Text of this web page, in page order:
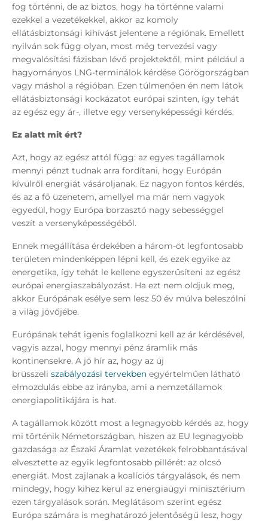
fog történni, de az biztos, hogy ha történne valami
ezekkel a vezetékekkel, akkor az komoly
ellátásbiztonsági kihívást jelentene a régiónak. Emellett
nyilván sok függ olyan, most még tervezési vagy
megvalósítási fázisban lévő projektektől, mint például a
hagyományos LNG-terminálok kérdése Görögországban
vagy máshol a régióban. Ezen túlmenően én nem látok
ellátásbiztonsági kockázatot európai szinten, így tehát
az egész egy ár-, illetve egy versenyképességi kérdés.
Ez alatt mit ért?
Azt, hogy az egész attól függ: az egyes tagállamok
mennyi pénzt tudnak arra fordítani, hogy Európán
kívülről energiát vásároljanak. Ez nagyon fontos kérdés,
és az a fő üzenetem, amellyel ma már nem vagyok
egyedül, hogy Európa borzasztó nagy sebességgel
veszít a versenyképességéből.
Ennek megállítása érdekében a három-öt legfontosabb
területen mindenképpen lépni kell, és ezek egyike az
energetika, így tehát le kellene egyszerűsíteni az egész
európai energiaszabályozást. Ha ezt nem oldjuk meg,
akkor Európának esélye sem lesz 50 év múlva beleszólni
a vilàg jövőjébe.
Európának tehát igenis foglalkozni kell az ár kérdésével,
vagyis azzal, hogy mennyi pénz áramlik más
kontinensekre. A jó hír az, hogy az új
brüsszeli szabályozási tervekben egyértelműen látható
elmozdulás ebbe az irányba, ami a nemzetállamok
energiapolitikájára is hat.
A tagállamok között most a legnagyobb kérdés az, hogy
mi történik Németországban, hiszen az EU legnagyobb
gazdasága az Északi Áramlat vezetékek felrobbantásával
elvesztette az egyik legfontosabb pillérét: az olcsó
energiát. Most zajlanak a koalíciós tárgyalások, és nem
mindegy, hogy kihez kerül az energiaügyi minisztérium
ezen tárgyalások során. Meglátásom szerint egész
Európa számára is meghatározó jelentőségű lesz, hogy